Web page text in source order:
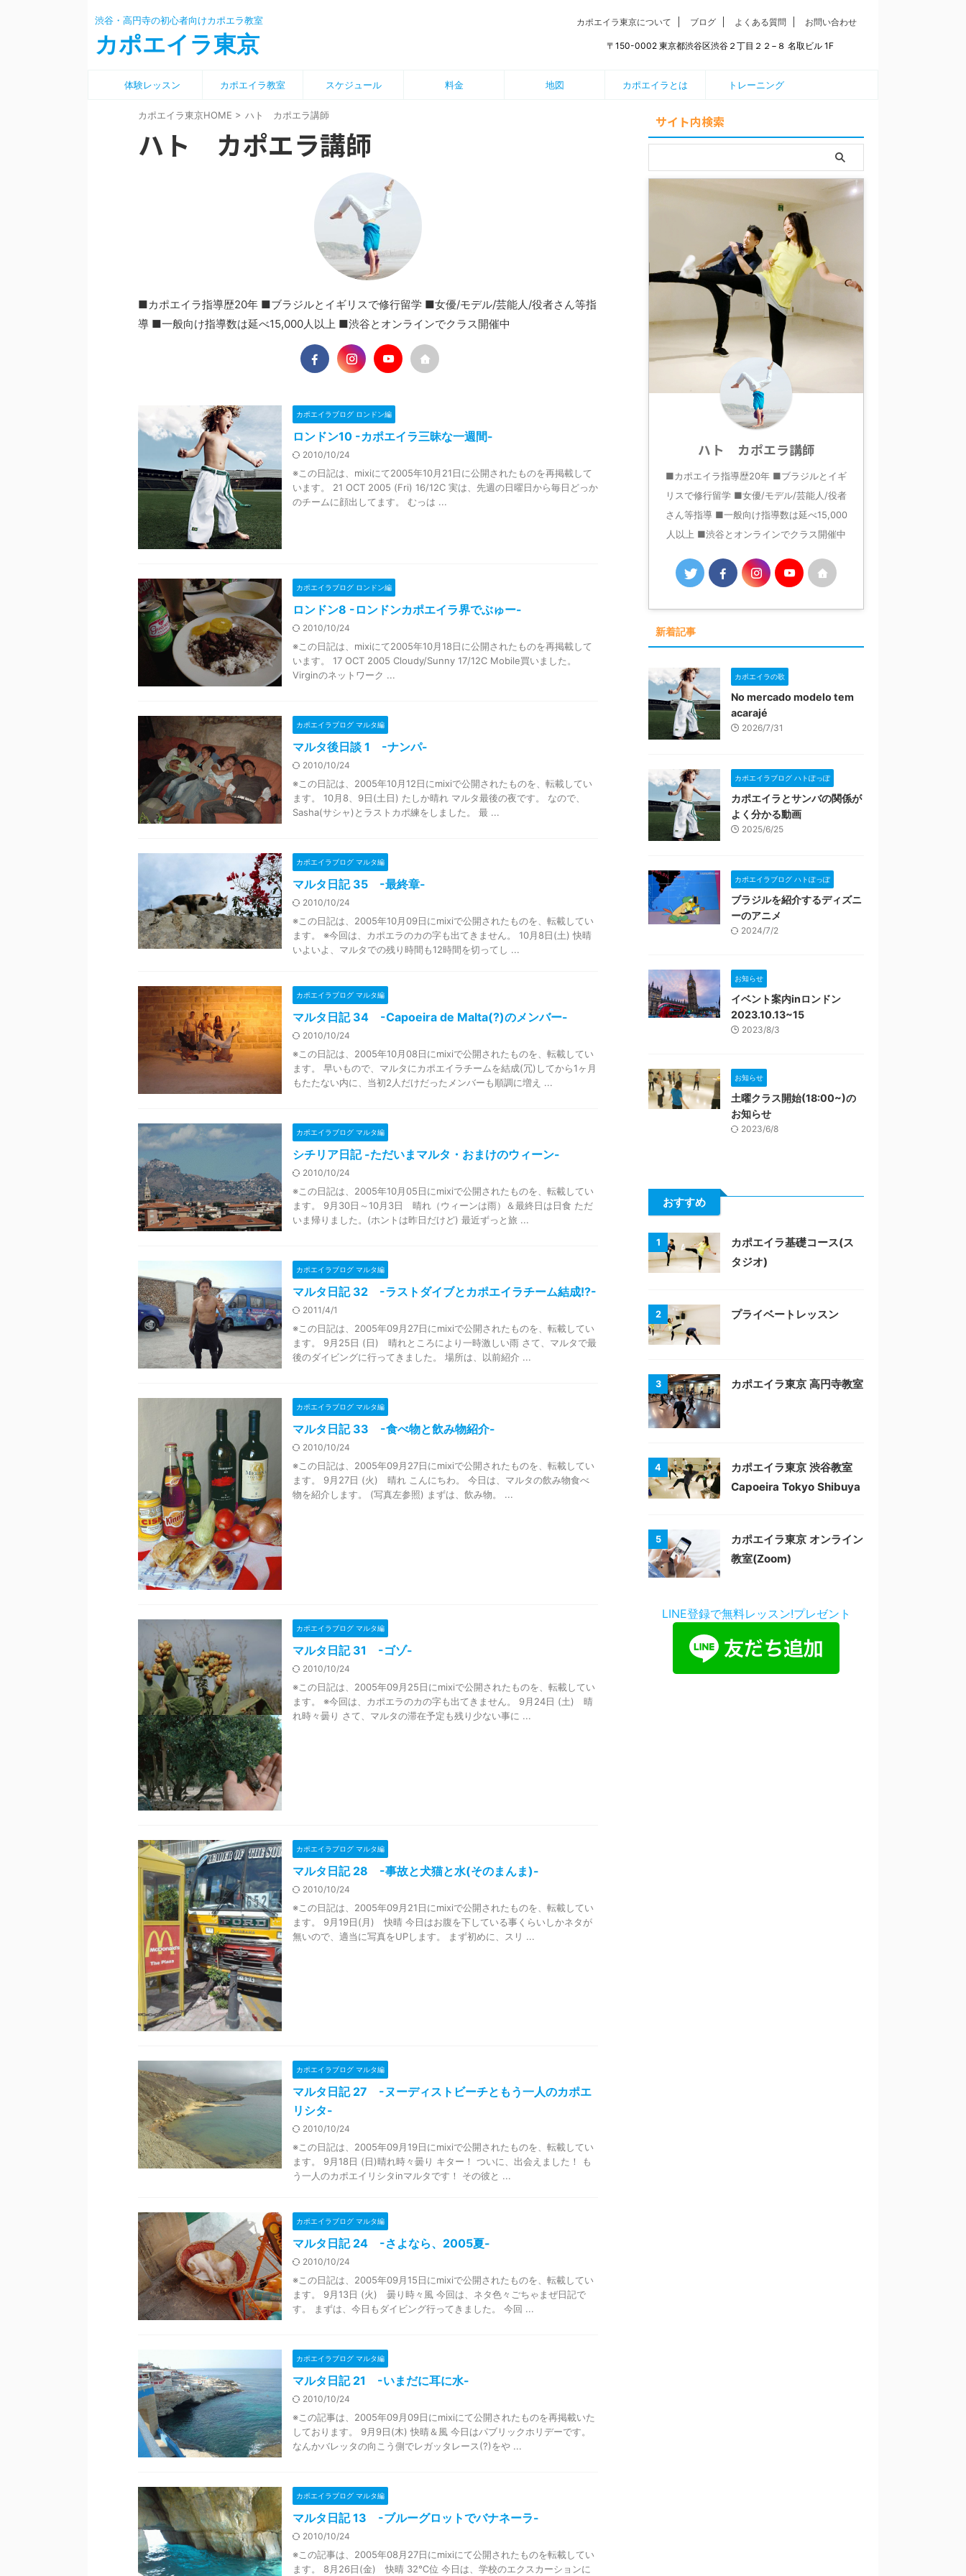
渋谷・高円寺の初心者向けカポエラ教室
カポエイラ東京
カポエイラ東京について ブログ よくある質問 お問い合わせ
〒150-0002 東京都渋谷区渋谷２丁目２２−８ 名取ビル 1F
体験レッスン カポエイラ教室 スケジュール 料金 地図 カポエイラとは トレーニング
カポエイラ東京HOME > ハト カポエラ講師
ハト カポエラ講師
■カポエイラ指導歴20年 ■ブラジルとイギリスで修行留学 ■女優/モデル/芸能人/役者さん等指
導 ■一般向け指導数は延べ15,000人以上 ■渋谷とオンラインでクラス開催中
カポエイラブログ ロンドン編
ロンドン10 -カポエイラ三昧な一週間-
2010/10/24
※この日記は、mixiにて2005年10月21日に公開されたものを再掲載して
います。 21 OCT 2005 (Fri) 16/12C 実は、先週の日曜日から毎日どっか
のチームに顔出してます。 むっは ...
カポエイラブログ ロンドン編
ロンドン8 -ロンドンカポエイラ界でぶゅー-
2010/10/24
※この日記は、mixiにて2005年10月18日に公開されたものを再掲載して
います。 17 OCT 2005 Cloudy/Sunny 17/12C Mobile買いました。
Virginのネットワーク ...
カポエイラブログ マルタ編
マルタ後日談 1 -ナンパ-
2010/10/24
※この日記は、2005年10月12日にmixiで公開されたものを、転載してい
ます。 10月8、9日(土日) たしか晴れ マルタ最後の夜です。 なので、
Sasha(サシャ)とラストカポ練をしました。 最 ...
カポエイラブログ マルタ編
マルタ日記 35 -最終章-
2010/10/24
※この日記は、2005年10月09日にmixiで公開されたものを、転載してい
ます。 ※今回は、カポエラのカの字も出てきません。 10月8日(土) 快晴
いよいよ、マルタでの残り時間も12時間を切ってし ...
カポエイラブログ マルタ編
マルタ日記 34 -Capoeira de Malta(?)のメンバー-
2010/10/24
※この日記は、2005年10月08日にmixiで公開されたものを、転載してい
ます。 早いもので、マルタにカポエイラチームを結成(冗)してから1ヶ月
もたたない内に、当初2人だけだったメンバーも順調に増え ...
カポエイラブログ マルタ編
シチリア日記 -ただいまマルタ・おまけのウィーン-
2010/10/24
※この日記は、2005年10月05日にmixiで公開されたものを、転載してい
ます。 9月30日～10月3日 晴れ（ウィーンは雨）＆最終日は日食 ただ
いま帰りました。(ホントは昨日だけど) 最近ずっと旅 ...
カポエイラブログ マルタ編
マルタ日記 32 -ラストダイブとカポエイラチーム結成!?-
2011/4/1
※この日記は、2005年09月27日にmixiで公開されたものを、転載してい
ます。 9月25日 (日) 晴れところにより一時激しい雨 さて、マルタで最
後のダイビングに行ってきました。 場所は、以前紹介 ...
カポエイラブログ マルタ編
マルタ日記 33 -食べ物と飲み物紹介-
2010/10/24
※この日記は、2005年09月27日にmixiで公開されたものを、転載してい
ます。 9月27日 (火) 晴れ こんにちわ。 今日は、マルタの飲み物食べ
物を紹介します。 (写真左参照) まずは、飲み物。 ...
カポエイラブログ マルタ編
マルタ日記 31 -ゴゾ-
2010/10/24
※この日記は、2005年09月25日にmixiで公開されたものを、転載してい
ます。 ※今回は、カポエラのカの字も出てきません。 9月24日 (土) 晴
れ時々曇り さて、マルタの滞在予定も残り少ない事に ...
カポエイラブログ マルタ編
マルタ日記 28 -事故と犬猫と水(そのまんま)-
2010/10/24
※この日記は、2005年09月21日にmixiで公開されたものを、転載してい
ます。 9月19日(月) 快晴 今日はお腹を下している事くらいしかネタが
無いので、適当に写真をUPします。 まず初めに、スリ ...
カポエイラブログ マルタ編
マルタ日記 27 -ヌーディストビーチともう一人のカポエ
リシタ-
2010/10/24
※この日記は、2005年09月19日にmixiで公開されたものを、転載してい
ます。 9月18日 (日)晴れ時々曇り キター！ ついに、出会えました！ も
う一人のカポエイリシタinマルタです！ その彼と ...
カポエイラブログ マルタ編
マルタ日記 24 -さよなら、2005夏-
2010/10/24
※この日記は、2005年09月15日にmixiで公開されたものを、転載してい
ます。 9月13日 (火) 曇り時々風 今回は、ネタ色々ごちゃまぜ日記で
す。 まずは、今日もダイビング行ってきました。 今回 ...
カポエイラブログ マルタ編
マルタ日記 21 -いまだに耳に水-
2010/10/24
※この記事は、2005年09月09日にmixiにて公開されたものを再掲載いた
しております。 9月9日(木) 快晴＆風 今日はパブリックホリデーです。
なんかバレッタの向こう側でレガッタレース(?)をや ...
カポエイラブログ マルタ編
マルタ日記 13 -ブルーグロットでバナネーラ-
2010/10/24
※この記事は、2005年08月27日にmixiにて公開されたものを転載してい
ます。 8月26日(金) 快晴 32℃位 今日は、学校のエクスカーションに
サイト内検索
ハト カポエラ講師
■カポエイラ指導歴20年 ■ブラジルとイギ
リスで修行留学 ■女優/モデル/芸能人/役者
さん等指導 ■一般向け指導数は延べ15,000
人以上 ■渋谷とオンラインでクラス開催中
新着記事
カポエイラの歌
No mercado modelo tem
acarajé
2026/7/31
カポエイラブログ ハトぽっぽ
カポエイラとサンバの関係が
よく分かる動画
2025/6/25
カポエイラブログ ハトぽっぽ
ブラジルを紹介するディズニ
ーのアニメ
2024/7/2
お知らせ
イベント案内inロンドン
2023.10.13~15
2023/8/3
お知らせ
土曜クラス開始(18:00~)の
お知らせ
2023/6/8
おすすめ
1
カポエイラ基礎コース(ス
タジオ)
2 プライベートレッスン
3 カポエイラ東京 高円寺教室
4
カポエイラ東京 渋谷教室
Capoeira Tokyo Shibuya
5
カポエイラ東京 オンライン
教室(Zoom)
LINE登録で無料レッスン!プレゼント